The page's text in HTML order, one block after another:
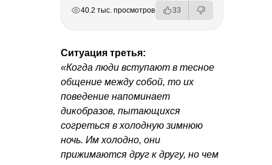
40.2 тыс. просмотров 33
Ситуация третья:
«Когда люди вступают в тесное
общение между собой, то их
поведение напоминает
дикобразов, пытающихся
согреться в холодную зимнюю
ночь. Им холодно, они
прижимаются друг к другу, но чем